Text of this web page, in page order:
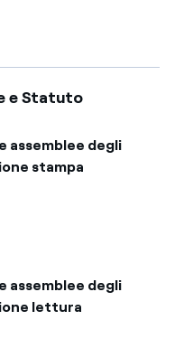
e Statuto
assemblee degli
stampa
assemblee degli
lettura